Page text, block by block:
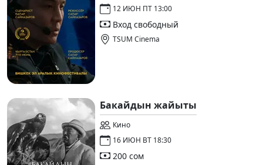
12 ИЮН ПТ 13:00
Вход свободный
TSUM Cinema
Бакайдын жайыты
Кино
16 ИЮН ВТ 18:30
200 сом